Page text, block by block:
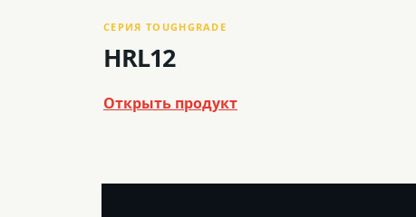
СЕРИЯ TOUGHGRADE
HRL12
Открыть продукт